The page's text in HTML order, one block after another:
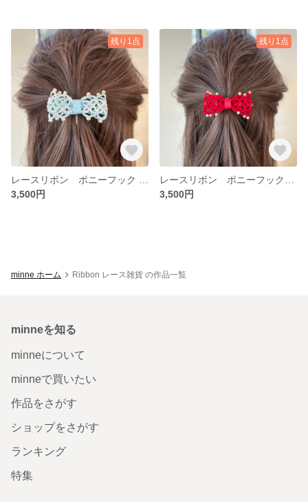
残り1点
3,500円
残り1点
3,500円
minne ホーム Ribbon レース雑貨 の作品一覧
minneを知る
minneについて
minneで買いたい
作品をさがす
ショップをさがす
ランキング
特集